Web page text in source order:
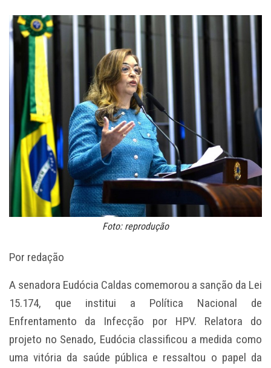
Foto: reprodução
Por redação
A senadora Eudócia Caldas comemorou a sanção da Lei
15.174, que institui a Política Nacional de
Enfrentamento da Infecção por HPV. Relatora do
projeto no Senado, Eudócia classificou a medida como
uma vitória da saúde pública e ressaltou o papel da